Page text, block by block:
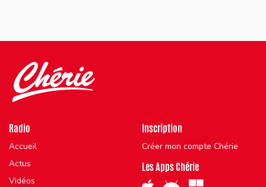
Radio
Accueil
Actus
Vidéos
Inscription
Créer mon compte Chérie
Les Apps Chérie